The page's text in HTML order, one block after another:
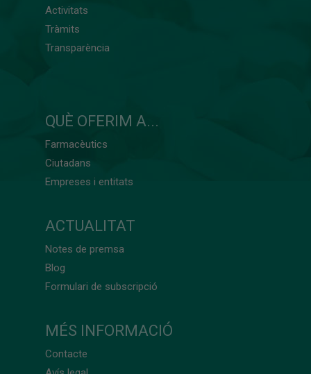
Activitats
Tràmits
Transparència
QUÈ OFERIM A...
Farmacèutics
Ciutadans
Empreses i entitats
ACTUALITAT
Notes de premsa
Blog
Formulari de subscripció
MÉS INFORMACIÓ
Contacte